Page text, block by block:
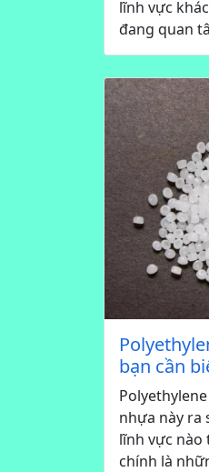
lĩnh vực
đang quan
bạn cần
nhựa này ra
lĩnh vực nào
chính là